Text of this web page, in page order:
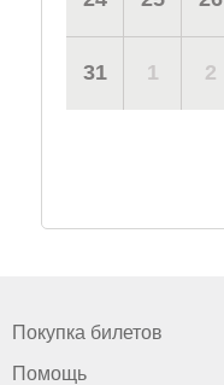
31 1 2
Покупка билетов
Помощь